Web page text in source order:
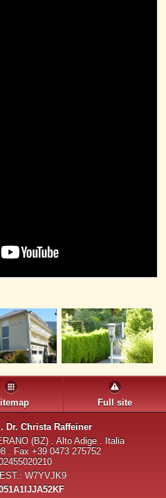
Full site
Dr. Christa Raffeiner
(BZ) . Alto Adige . Italia
. Fax +39 0473 275752
W7YVJK9